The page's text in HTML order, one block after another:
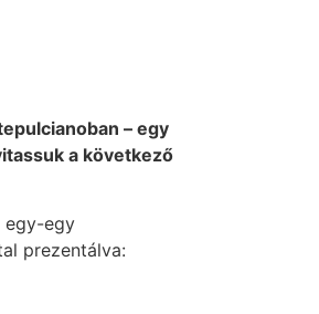
– egy
a következő
egy-egy
prezentálva: